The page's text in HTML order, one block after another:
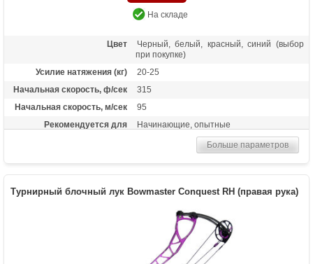
На складе
Цвет
Черный, белый, красный, синий (выбор
при покупке)
Усилие натяжения (кг)
20-25
Начальная скорость, ф/сек
315
Начальная скорость, м/сек
95
Рекомендуется для
Начинающие, опытные
Высота базы (дюймы)
7.1
Расстояние между осями
40 дюймов
Рукоять - алюминий 6061-Т6, блоки -
алюминий 7075-Т6, тетива - нить BCY-X
Развлечение, спорт
Больше параметров
Турнирный блочный лук Bowmaster Conquest RH (правая рука)